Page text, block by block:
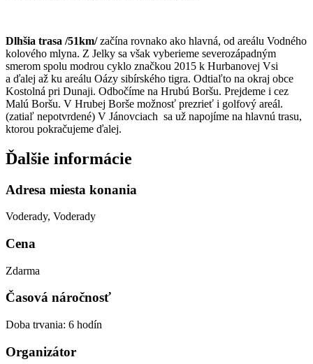
Dlhšia trasa /51km/začína rovnako ako hlavná, od areálu Vodného
kolového mlyna. Z Jelky sa však vyberieme severozápadným
smerom spolu modrou cyklo značkou 2015 k Hurbanovej Vsi
a ďalej až ku areálu Oázy sibírského tigra. Odtiaľto na okraj obce
Kostolná pri Dunaji. Odbočíme na Hrubú Boršu. Prejdeme i cez
Malú Boršu. V Hrubej Borše možnosť prezrieť i golfový areál.
(zatiaľ nepotvrdené) V Jánovciach sa už napojíme na hlavnú trasu,
ktorou pokračujeme ďalej.
Ďalšie informácie
Adresa miesta konania
Voderady, Voderady
Cena
Zdarma
Časová náročnosť
Doba trvania: 6 hodín
Organizátor